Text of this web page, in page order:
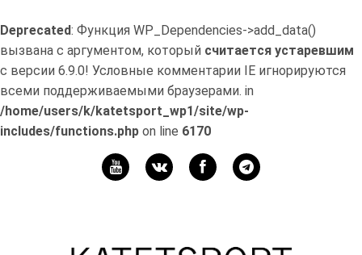
Deprecated: Функция WP_Dependencies->add_data()
вызвана с аргументом, который считается устаревшим
с версии 6.9.0! Условные комментарии IE игнорируются
всеми поддерживаемыми браузерами. in
/home/users/k/katetsport_wp1/site/wp-
includes/functions.php on line 6170
Мой